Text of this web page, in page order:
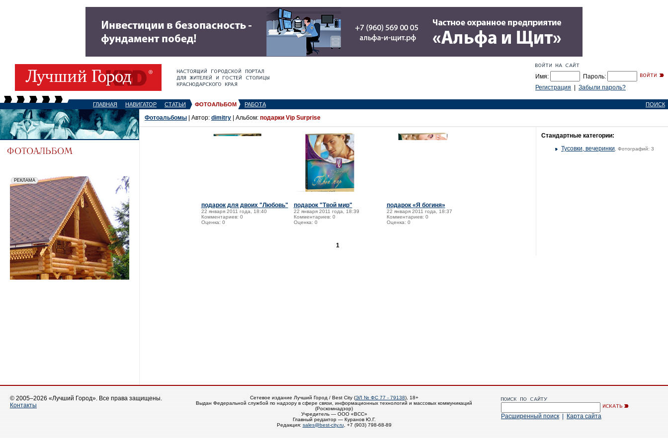
Имя:
Пароль:
Регистрация
Забыли пароль?
ГЛАВНАЯ НАВИГАТОР СТАТЬИ ФОТОАЛЬБОМ РАБОТА ПОИСК
Фотоальбомы | Автор: dimitry | Альбом: подарки Vip Surprise
подарок для двоих "Любовь"
22 января 2011 года, 18:40
Комментариев: 0
Оценка: 0
подарок "Твой мир"
22 января 2011 года, 18:39
Комментариев: 0
Оценка: 0
подарок «Я богиня»
22 января 2011 года, 18:37
Комментариев: 0
Оценка: 0
1
Стандартные категории:
Тусовки, вечеринки , Фотографий: 3
© 2005–2026 «Лучший Город». Все права защищены.
Контакты
Сетевое издание Лучший Город / Best City (ЭЛ № ФС 77 - 79138), 18+
Выдан Федеральной службой по надзору в сфере связи, информационных технологий и массовых коммуникаций
(Роскомнадзор)
Учредитель — ООО «ВСС»
Главный редактор — Куранов Ю.Г.
Редакция: sales@best-city.ru , +7 (903) 798-68-89
Расширенный поиск Карта сайта